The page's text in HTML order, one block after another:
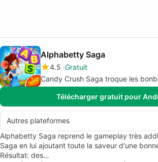
Alphabetty Saga
4.5 Gratuit
Candy Crush Saga troque les
Télécharger gratuit pour
Autres plateformes
Alphabetty Saga reprend le gameplay très
Saga en lui ajoutant toute la saveur d'une
Résultat: des…